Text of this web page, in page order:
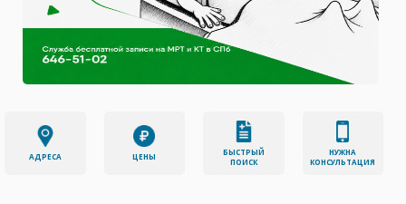
АДРЕСА ЦЕНЫ
БЫСТРЫЙ
ПОИСК
НУЖНА
КОНСУЛЬТАЦИЯ